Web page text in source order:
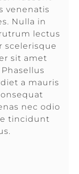
venenatis
Nulla in
lectus
scelerisque
sit amet
a mauris
nec odio
tincidunt